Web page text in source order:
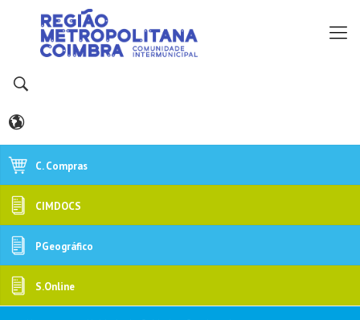
C. Compras
CIMDOCS
PGeográfico
S.Online